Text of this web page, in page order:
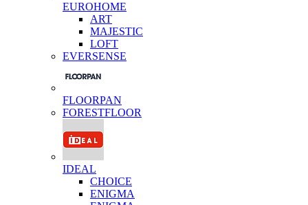
EUROHOME
ART
MAJESTIC
LOFT
EVERSENSE
FLOORPAN
FORESTFLOOR
IDEAL
CHOICE
ENIGMA